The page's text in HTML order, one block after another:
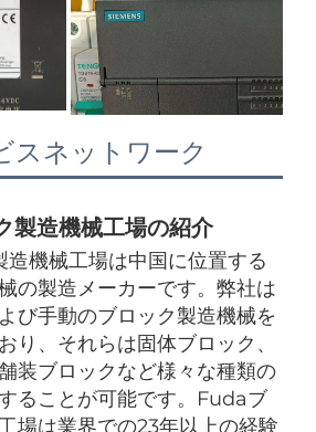
スネットワーク
製造機械工場の紹介
機械工場は中国に位置する
の製造メーカーです。弊社は
び手動のブロック製造機械を
り、それらは固体ブロック、
装ブロックなど様々な種類の
ることが可能です。Fudaブ
場は業界での23年以上の経験